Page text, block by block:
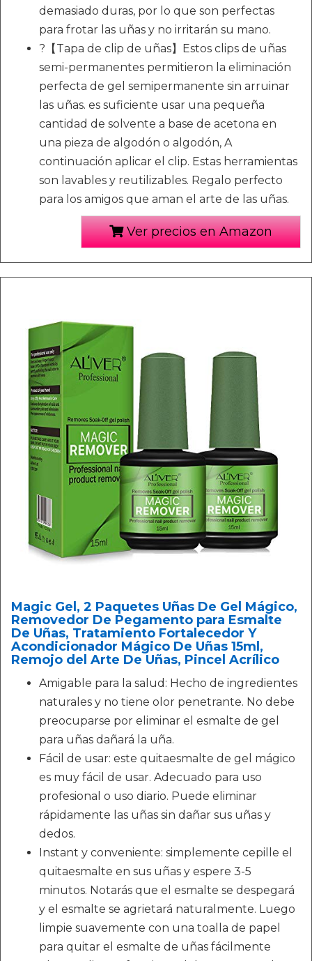
demasiado duras, por lo que son perfectas
para frotar las uñas y no irritarán su mano.
?【Tapa de clip de uñas】Estos clips de uñas
semi-permanentes permitieron la eliminación
perfecta de gel semipermanente sin arruinar
las uñas. es suficiente usar una pequeña
cantidad de solvente a base de acetona en
una pieza de algodón o algodón, A
continuación aplicar el clip. Estas herramientas
son lavables y reutilizables. Regalo perfecto
para los amigos que aman el arte de las uñas.
Ver precios en Amazon
Magic Gel, 2 Paquetes Uñas De Gel Mágico,
Removedor De Pegamento para Esmalte
De Uñas, Tratamiento Fortalecedor Y
Acondicionador Mágico De Uñas 15ml,
Remojo del Arte De Uñas, Pincel Acrílico
Amigable para la salud: Hecho de ingredientes
naturales y no tiene olor penetrante. No debe
preocuparse por eliminar el esmalte de gel
para uñas dañará la uña.
Fácil de usar: este quitaesmalte de gel mágico
es muy fácil de usar. Adecuado para uso
profesional o uso diario. Puede eliminar
rápidamente las uñas sin dañar sus uñas y
dedos.
Instant y conveniente: simplemente cepille el
quitaesmalte en sus uñas y espere 3-5
minutos. Notarás que el esmalte se despegará
y el esmalte se agrietará naturalmente. Luego
limpie suavemente con una toalla de papel
para quitar el esmalte de uñas fácilmente